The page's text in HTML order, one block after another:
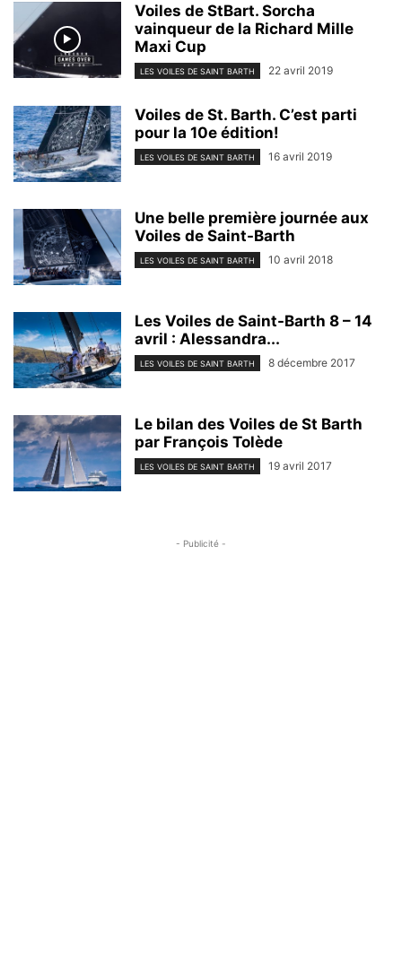
Voiles de StBart. Sorcha
vainqueur de la Richard Mille
Maxi Cup
LES VOILES DE SAINT BARTH 22 avril 2019
Voiles de St. Barth. C’est parti
pour la 10e édition!
LES VOILES DE SAINT BARTH 16 avril 2019
Une belle première journée aux
Voiles de Saint-Barth
LES VOILES DE SAINT BARTH 10 avril 2018
Les Voiles de Saint-Barth 8 – 14
avril : Alessandra...
LES VOILES DE SAINT BARTH 8 décembre 2017
Le bilan des Voiles de St Barth
par François Tolède
LES VOILES DE SAINT BARTH 19 avril 2017
- Publicité -